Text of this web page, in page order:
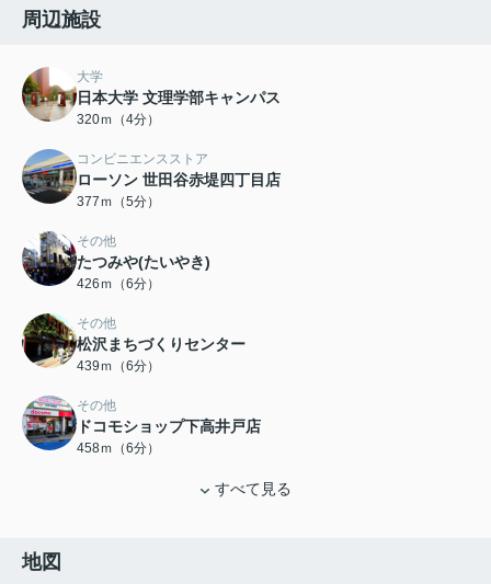
周辺施設
大学
日本大学 文理学部キャンパス
320ｍ（4分）
コンビニエンスストア
ローソン 世田谷赤堤四丁目店
377ｍ（5分）
その他
たつみや(たいやき)
426ｍ（6分）
その他
松沢まちづくりセンター
439ｍ（6分）
その他
ドコモショップ下高井戸店
458ｍ（6分）
すべて見る
地図